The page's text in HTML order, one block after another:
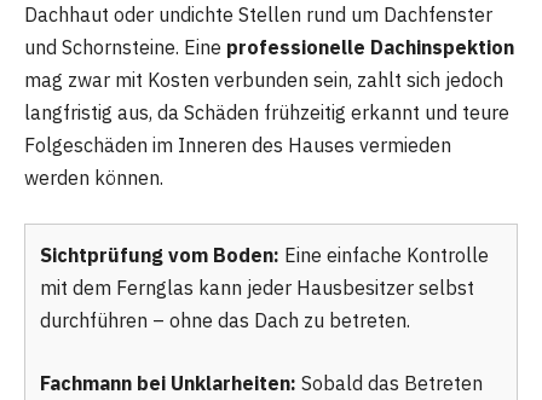
Dachhaut oder undichte Stellen rund um Dachfenster
und Schornsteine. Eine professionelle Dachinspektion
mag zwar mit Kosten verbunden sein, zahlt sich jedoch
langfristig aus, da Schäden frühzeitig erkannt und teure
Folgeschäden im Inneren des Hauses vermieden
werden können.
Sichtprüfung vom Boden: Eine einfache Kontrolle
mit dem Fernglas kann jeder Hausbesitzer selbst
durchführen – ohne das Dach zu betreten.
Fachmann bei Unklarheiten: Sobald das Betreten